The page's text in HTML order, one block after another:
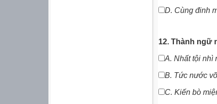
D. Cùng đinh
12. Thành ngữ
A. Nhất tội nhì
B. Tức nước
C. Kiến bò